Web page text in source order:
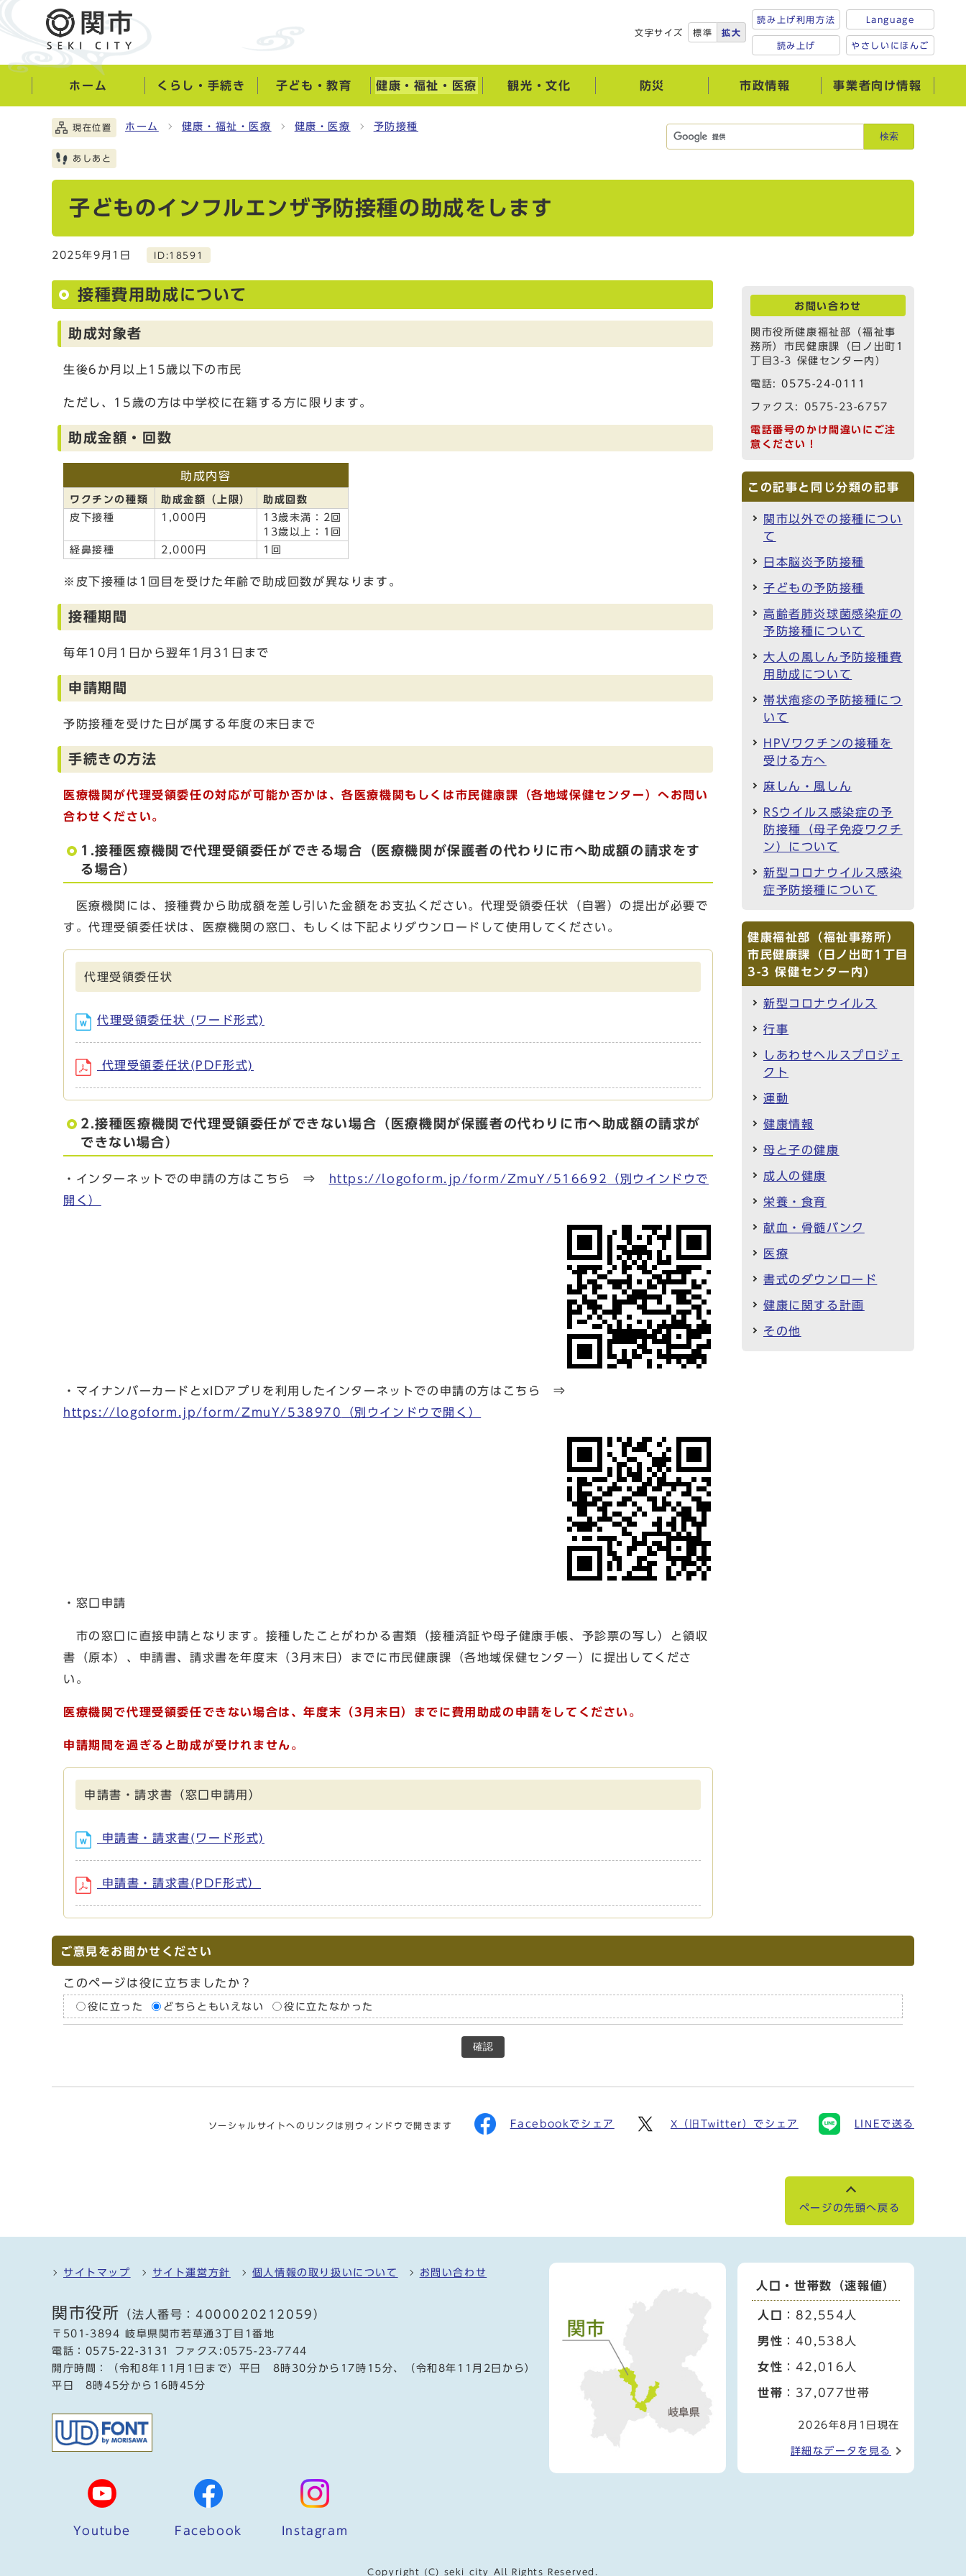
文字サイズ 標準 拡大
読み上げ利用方法
読み上げ
Language
やさしいにほんご
ホーム くらし・手続き 子ども・教育 健康・福祉・医療 観光・文化 防災 市政情報 事業者向け情報
検索
現在位置 ホーム 健康・福祉・医療 健康・医療 予防接種
あしあと
子どものインフルエンザ予防接種の助成をします
2025年9月1日 ID:18591
接種費用助成について
助成対象者
生後6か月以上15歳以下の市民
ただし、15歳の方は中学校に在籍する方に限ります。
助成金額・回数
助成内容
ワクチンの種類 助成金額（上限）
助成回数
皮下接種
1,000円
13歳未満：2回
13歳以上：1回
経鼻接種
2,000円 1回
※皮下接種は1回目を受けた年齢で助成回数が異なります。
接種期間
毎年10月1日から翌年1月31日まで
申請期間
予防接種を受けた日が属する年度の末日まで
手続きの方法
医療機関が代理受領委任の対応が可能か否かは、各医療機関もしくは市民健康課（各地域保健センター）へお問い
合わせください。
1.接種医療機関で代理受領委任ができる場合（医療機関が保護者の代わりに市へ助成額の請求をす
る場合）
医療機関には、接種費から助成額を差し引いた金額をお支払ください。代理受領委任状（自署）の提出が必要で
す。代理受領委任状は、医療機関の窓口、もしくは下記よりダウンロードして使用してください。
代理受領委任状
代理受領委任状 (ワード形式)
代理受領委任状(PDF形式)
2.接種医療機関で代理受領委任ができない場合（医療機関が保護者の代わりに市へ助成額の請求が
できない場合）
・インターネットでの申請の方はこちら ⇒ https://logoform.jp/form/ZmuY/516692
（別ウインドウで
開く）
・マイナンバーカードとxIDアプリを利用したインターネットでの申請の方はこちら ⇒
https://logoform.jp/form/ZmuY/538970
（別ウインドウで開く）
・窓口申請
市の窓口に直接申請となります。接種したことがわかる書類（接種済証や母子健康手帳、予診票の写し）と領収
書（原本）、申請書、請求書を年度末（3月末日）までに市民健康課（各地域保健センター）に提出してくださ
い。
医療機関で代理受領委任できない場合は、年度末（3月末日）までに費用助成の申請をしてください。
申請期間を過ぎると助成が受けれません。
申請書・請求書（窓口申請用）
申請書・請求書(ワード形式)
申請書・請求書(PDF形式）
お問い合わせ
関市役所健康福祉部（福祉事
務所）市民健康課（日ノ出町1
丁目3-3 保健センター内）
電話:0575-24-0111
ファクス: 0575-23-6757
電話番号のかけ間違いにご注
意ください！
この記事と同じ分類の記事
関市以外での接種につい
て
日本脳炎予防接種
子どもの予防接種
高齢者肺炎球菌感染症の
予防接種について
大人の風しん予防接種費
用助成について
帯状疱疹の予防接種につ
いて
HPVワクチンの接種を
受ける方へ
麻しん・風しん
RSウイルス感染症の予
防接種（母子免疫ワクチ
ン）について
新型コロナウイルス感染
症予防接種について
健康福祉部（福祉事務所）
市民健康課（日ノ出町1丁目
3-3 保健センター内）
新型コロナウイルス
行事
しあわせヘルスプロジェ
クト
運動
健康情報
母と子の健康
成人の健康
栄養・食育
献血・骨髄バンク
医療
書式のダウンロード
健康に関する計画
その他
ご意見をお聞かせください
このページは役に立ちましたか？
役に立った どちらともいえない 役に立たなかった
確認
ソーシャルサイトへのリンクは別ウィンドウで開きます Facebookでシェア X（旧Twitter）でシェア LINEで送る
ページの先頭へ戻る
サイトマップ サイト運営方針 個人情報の取り扱いについて お問い合わせ
関市役所 （法人番号：4000020212059）
〒501-3894 岐阜県関市若草通3丁目1番地
電話： 0575-22-3131
ファクス:0575-23-7744
開庁時間：（令和8年11月1日まで）平日 8時30分から17時15分、（令和8年11月2日から）
平日 8時45分から16時45分
Youtube Facebook Instagram
人口・世帯数（速報値）
人口 ：82,554人
男性 ：40,538人
女性 ：42,016人
世帯 ：37,077世帯
2026年8月1日現在
詳細なデータを見る
Copyright (C) seki city All Rights Reserved.